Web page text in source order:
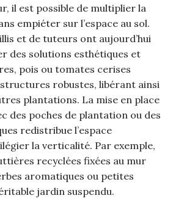
il est possible de multiplier la
empiéter sur l’espace au sol.
et de tuteurs ont aujourd’hui
des solutions esthétiques et
pois ou tomates cerises
robustes, libérant ainsi
plantations. La mise en place
des poches de plantation ou des
redistribue l’espace
la verticalité. Par exemple,
recyclées fixées au mur
aromatiques ou petites
jardin suspendu.